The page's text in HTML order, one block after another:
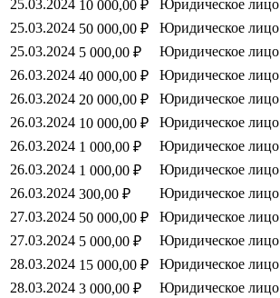
25.03.2024 10 000,00 ₽
Юридическое лицо
25.03.2024 50 000,00 ₽
Юридическое лицо
25.03.2024 5 000,00 ₽
Юридическое лицо
26.03.2024 40 000,00 ₽
Юридическое лицо
26.03.2024 20 000,00 ₽
Юридическое лицо
26.03.2024 10 000,00 ₽
Юридическое лицо
26.03.2024 1 000,00 ₽
Юридическое лицо
26.03.2024 1 000,00 ₽
Юридическое лицо
26.03.2024 300,00 ₽
Юридическое лицо
27.03.2024 50 000,00 ₽
Юридическое лицо
27.03.2024 5 000,00 ₽
Юридическое лицо
28.03.2024 15 000,00 ₽
Юридическое лицо
28.03.2024 3 000,00 ₽
Юридическое лицо